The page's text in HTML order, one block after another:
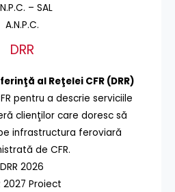
– SAL
A.N.P.C.
DRR
al Reţelei CFR (DRR)
pentru a descrie serviciile
clienţilor care doresc să
infrastructura feroviară
de CFR.
DRR 2026
2027 Proiect